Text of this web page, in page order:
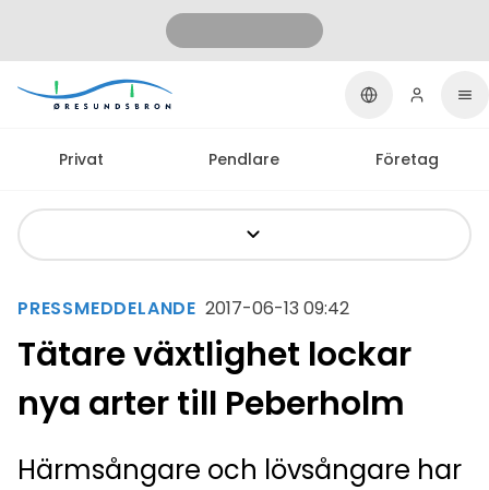
Privat Pendlare Företag
PRESSMEDDELANDE 2017-06-13 09:42
Tätare växtlighet lockar
nya arter till Peberholm
Härmsångare och lövsångare har